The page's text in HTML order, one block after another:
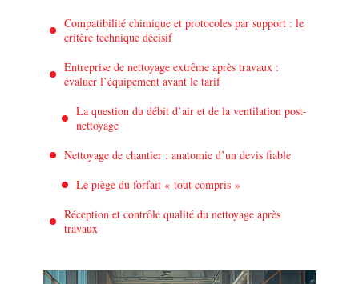
Compatibilité chimique et protocoles par support : le
critère technique décisif
Entreprise de nettoyage extrême après travaux :
évaluer l’équipement avant le tarif
La question du débit d’air et de la ventilation post-
nettoyage
Nettoyage de chantier : anatomie d’un devis fiable
Le piège du forfait « tout compris »
Réception et contrôle qualité du nettoyage après
travaux